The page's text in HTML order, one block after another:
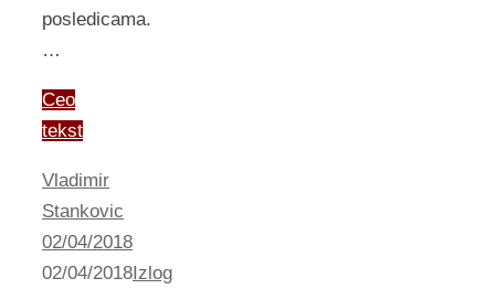
posledicama.
…
Ceo
tekst
Vladimir
Stankovic
02/04/2018
02/04/2018Izlog